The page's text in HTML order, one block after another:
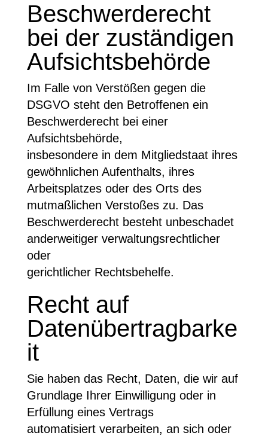
Beschwerderecht
bei der zuständigen
Aufsichtsbehörde
Im Falle von Verstößen gegen die
DSGVO steht den Betroffenen ein
Beschwerderecht bei einer
Aufsichtsbehörde,
insbesondere in dem Mitgliedstaat ihres
gewöhnlichen Aufenthalts, ihres
Arbeitsplatzes oder des Orts des
mutmaßlichen Verstoßes zu. Das
Beschwerderecht besteht unbeschadet
anderweitiger verwaltungsrechtlicher
oder
gerichtlicher Rechtsbehelfe.
Recht auf
Datenübertragbarke
it
Sie haben das Recht, Daten, die wir auf
Grundlage Ihrer Einwilligung oder in
Erfüllung eines Vertrags
automatisiert verarbeiten, an sich oder